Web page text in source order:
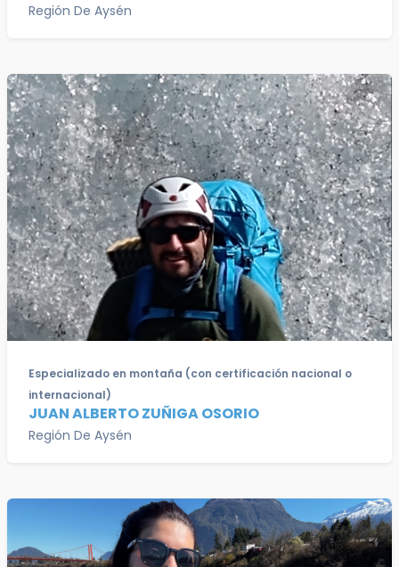
Región De Aysén
Especializado en montaña (con certificación nacional o
internacional)
JUAN ALBERTO ZUÑIGA OSORIO
Región De Aysén